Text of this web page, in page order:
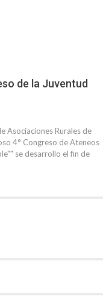
de la Juventud
Asociaciones Rurales de
4° Congreso de Ateneos
se desarrollo el fin de